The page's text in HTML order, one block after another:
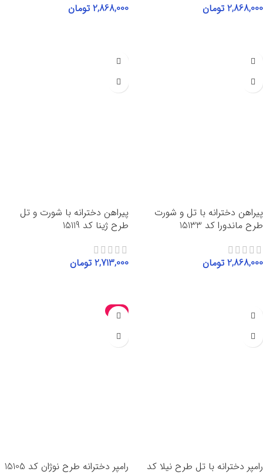
2,868,000 تومان 2,868,000 تومان
پیراهن دخترانه با تل و شورت
طرح ماندورا کد 15133
2,868,000 تومان
پیراهن دخترانه با شورت و تل
طرح ژینا کد 15119
2,713,000 تومان
رامپر دخترانه با تل طرح نیلا کد
-15%
رامپر دخترانه طرح نوژان کد 15105